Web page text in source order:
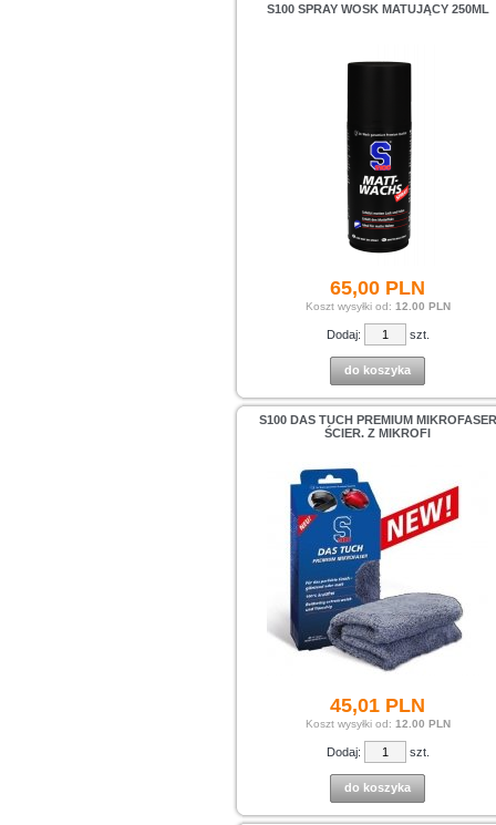
S100 SPRAY WOSK MATUJĄCY 250ML
65,00 PLN
Koszt wysyłki od: 12.00 PLN
Dodaj: szt.
do koszyka
S100 DAS TUCH PREMIUM MIKROFASER
ŚCIER. Z MIKROFI
45,01 PLN
Koszt wysyłki od: 12.00 PLN
Dodaj: szt.
do koszyka